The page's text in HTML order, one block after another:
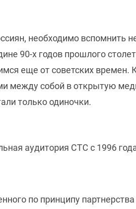
необходимо вспомнить
90-х годов прошлого
еще от советских времен.
между собой в открытую
только одиночки.
аудитория СТС с 1996
по принципу